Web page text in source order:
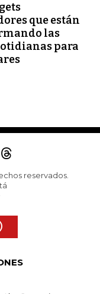
que están
las
para
reservados.